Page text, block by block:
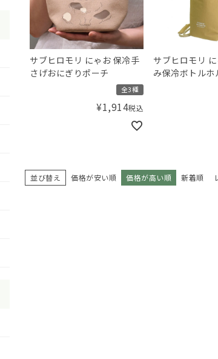
サブヒロモリ にゃお 保冷手
さげおにぎりポーチ
全3種
¥1,914税込
サブヒロモリ
み保冷ボトルホ
並び替え 価格が安い順 価格が高い順 新着順